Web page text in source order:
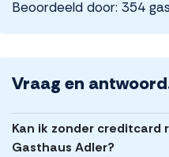
Beoordeeld door: 354
Vraag en
Kan ik zonder creditcard
Gasthaus Adler?